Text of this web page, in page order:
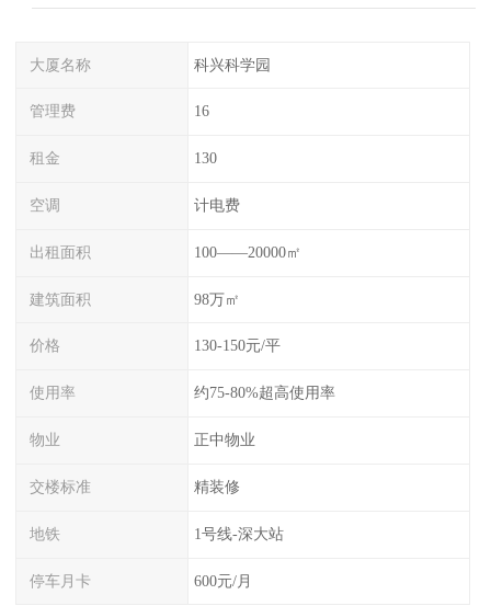
大厦名称 科兴科学园
管理费 16
租金 130
空调 计电费
出租面积 100——20000㎡
建筑面积 98万㎡
价格 130-150元/平
使用率 约75-80%超高使用率
物业 正中物业
交楼标准 精装修
地铁 1号线-深大站
停车月卡 600元/月